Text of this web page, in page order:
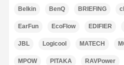
Belkin BenQ BRIEFING
EarFun EcoFlow EDIFIER
JBL Logicool MATECH
MPOW PITAKA RAVPower